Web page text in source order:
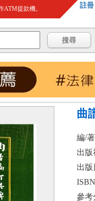
提款機。 註冊
曲
編/
出版
出版
ISBN
參考